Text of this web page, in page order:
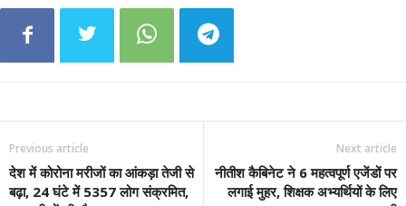
Previous article
देश में कोरोना मरीजों का आंकड़ा तेजी से
बढ़ा, 24 घंटे में 5357 लोग संक्रमित,
Next article
नीतीश कैबिनेट ने 6 महत्वपूर्ण एजेंडों पर
लगाई मुहर, शिक्षक अभ्यर्थियों के लिए